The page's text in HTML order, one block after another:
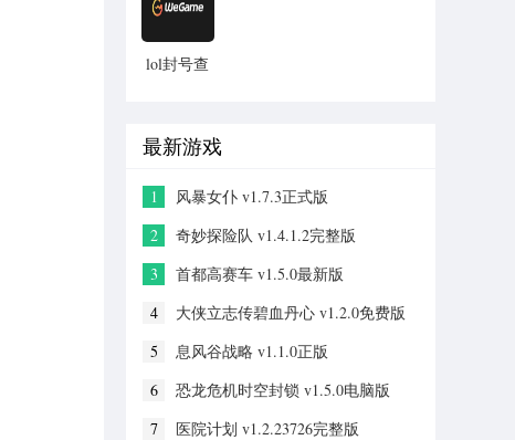
lol封号查
具下载
最新游戏
1
风暴女仆 v1.7.3正式版
2
奇妙探险队 v1.4.1.2完整版
3
首都高赛车 v1.5.0最新版
4
大侠立志传碧血丹心 v1.2.0免费版
5
息风谷战略 v1.1.0正版
6
恐龙危机时空封锁 v1.5.0电脑版
7
医院计划 v1.2.23726完整版